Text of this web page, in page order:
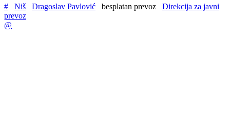
# Niš Dragoslav Pavlović besplatan prevoz
Direkcija za javni
prevoz
@